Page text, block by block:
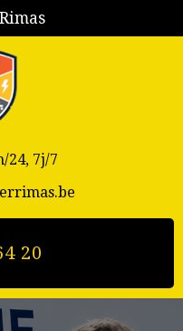
24, 7j/7
20